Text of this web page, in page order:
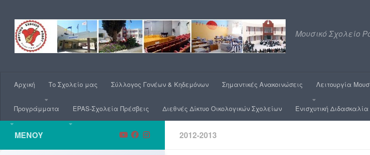
Μουσικό Σχολείο
Αρχική Το Σχολείο μας Σύλλογος Γονέων & Κηδεμόνων Σημαντικές Ανακοινώσεις Λειτουργία
Προγράμματα EPAS-Σχολεία Πρέσβεις Διεθνές Δίκτυο Οικολογικών Σχολείων Ενισχυτική
2012-2013
ΜΕΝΟΎ